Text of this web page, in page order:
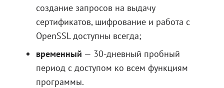
создание запросов на выдачу
сертификатов, шифрование и работа с
OpenSSL доступны всегда;
временный — 30-дневный пробный
период с доступом ко всем функциям
программы.